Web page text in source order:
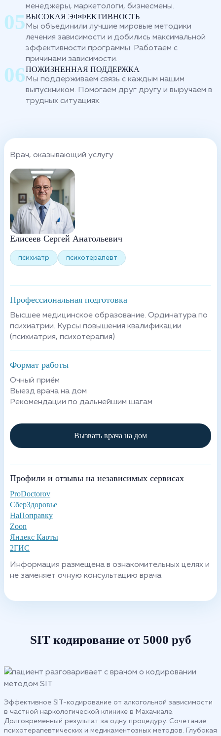
менеджеры, маркетологи, бизнесмены.
ВЫСОКАЯ ЭФФЕКТИВНОСТЬ
Мы объединили лучшие мировые методики
лечения зависимости и добились максимальной
эффективности программы. Работаем с
причинами зависимости.
ПОЖИЗНЕННАЯ ПОДДЕРЖКА
Мы поддерживаем связь с каждым нашим
выпускником. Помогаем друг другу и выручаем в
трудных ситуациях.
Врач, оказывающий услугу
Елисеев Сергей Анатольевич
психиатр психотерапевт
Профессиональная подготовка
Высшее медицинское образование. Ординатура по
психиатрии. Курсы повышения квалификации
(психиатрия, психотерапия)
Формат работы
Очный приём
Выезд врача на дом
Рекомендации по дальнейшим шагам
Вызвать врача на дом
Профили и отзывы на независимых сервисах
ProDoctorov
СберЗдоровье
НаПоправку
Zoon
Яндекс Карты
2ГИС
Информация размещена в ознакомительных целях и
не заменяет очную консультацию врача
SIT кодирование от 5000 руб
Эффективное SIT-кодирование от алкогольной зависимости
в частной наркологической клинике в Махачкале.
Долговременный результат за одну процедуру. Сочетание
психотерапевтических и медикаментозных методов. Глубокая